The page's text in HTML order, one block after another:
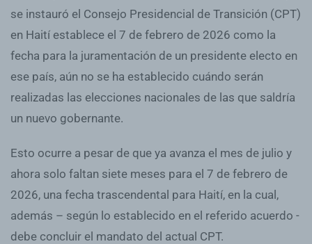
se instauró el Consejo Presidencial de Transición (CPT)
en Haití establece el 7 de febrero de 2026 como la
fecha para la juramentación de un presidente electo en
ese país, aún no se ha establecido cuándo serán
realizadas las elecciones nacionales de las que saldría
un nuevo gobernante.
Esto ocurre a pesar de que ya avanza el mes de julio y
ahora solo faltan siete meses para el 7 de febrero de
2026, una fecha trascendental para Haití, en la cual,
además – según lo establecido en el referido acuerdo -
debe concluir el mandato del actual CPT.